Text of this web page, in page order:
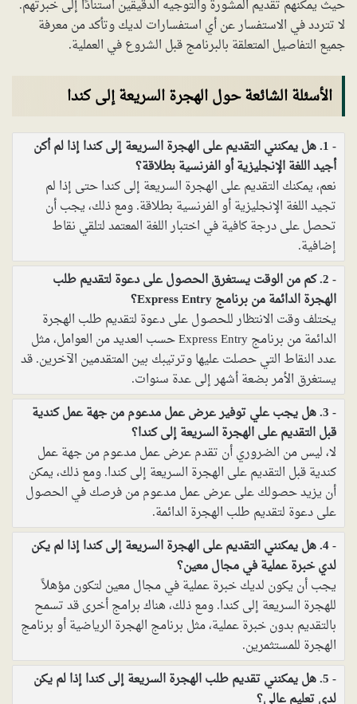
حيث يمكنهم تقديم المشورة والتوجيه الدقيقين استنادًا إلى خبرتهم.
لا تتردد في الاستفسار عن أي استفسارات لديك وتأكد من معرفة
جميع التفاصيل المتعلقة بالبرنامج قبل الشروع في العملية.
الأسئلة الشائعة حول الهجرة السريعة إلى كندا
1. هل يمكنني التقديم على الهجرة السريعة إلى كندا إذا لم أكن
أجيد اللغة الإنجليزية أو الفرنسية بطلاقة؟
نعم، يمكنك التقديم على الهجرة السريعة إلى كندا حتى إذا لم
تجيد اللغة الإنجليزية أو الفرنسية بطلاقة. ومع ذلك، يجب أن
تحصل على درجة كافية في اختبار اللغة المعتمد لتلقي نقاط
إضافية.
2. كم من الوقت يستغرق الحصول على دعوة لتقديم طلب
الهجرة الدائمة من برنامج Express Entry؟
يختلف وقت الانتظار للحصول على دعوة لتقديم طلب الهجرة
الدائمة من برنامج Express Entry حسب العديد من العوامل، مثل
عدد النقاط التي حصلت عليها وترتيبك بين المتقدمين الآخرين. قد
يستغرق الأمر بضعة أشهر إلى عدة سنوات.
3. هل يجب علي توفير عرض عمل مدعوم من جهة عمل كندية
قبل التقديم على الهجرة السريعة إلى كندا؟
لا، ليس من الضروري أن تقدم عرض عمل مدعوم من جهة عمل
كندية قبل التقديم على الهجرة السريعة إلى كندا. ومع ذلك، يمكن
أن يزيد حصولك على عرض عمل مدعوم من فرصك في الحصول
على دعوة لتقديم طلب الهجرة الدائمة.
4. هل يمكنني التقديم على الهجرة السريعة إلى كندا إذا لم يكن
لدي خبرة عملية في مجال معين؟
يجب أن يكون لديك خبرة عملية في مجال معين لتكون مؤهلاً
للهجرة السريعة إلى كندا. ومع ذلك، هناك برامج أخرى قد تسمح
بالتقديم بدون خبرة عملية، مثل برنامج الهجرة الرياضية أو برنامج
الهجرة للمستثمرين.
5. هل يمكنني تقديم طلب الهجرة السريعة إلى كندا إذا لم يكن